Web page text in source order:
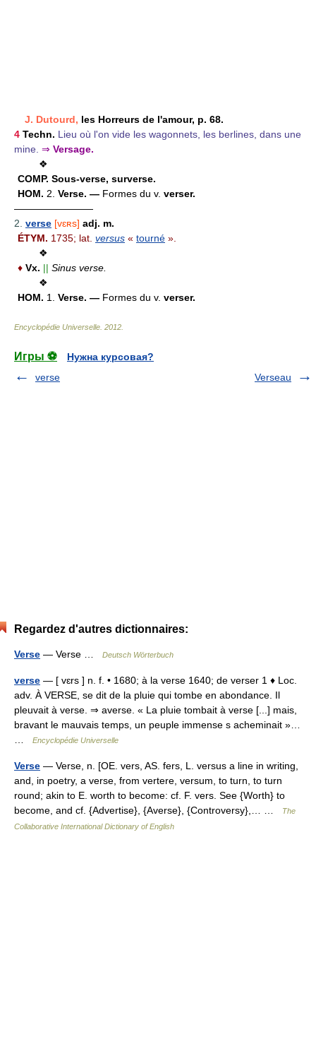
J. Dutourd, les Horreurs de l'amour, p. 68.
4 Techn. Lieu où l'on vide les wagonnets, les berlines, dans une
mine. ⇒ Versage.
❖
COMP. Sous-verse, surverse.
HOM. 2. Verse. — Formes du v. verser.
————————
2. verse [vɛʀs] adj. m.
ÉTYM. 1735; lat. versus « tourné ».
❖
♦ Vx. || Sinus verse.
❖
HOM. 1. Verse. — Formes du v. verser.
Encyclopédie Universelle 2012
Игры ⚽
Нужна курсовая?
verse
Verseau
Regardez d'autres dictionnaires:
Verse — Verse … Deutsch Wörterbuch
verse — [ vɛrs ] n. f. • 1680; à la verse 1640; de verser 1 ♦ Loc.
adv. À VERSE, se dit de la pluie qui tombe en abondance. Il
pleuvait à verse. ⇒ averse. « La pluie tombait à verse [...] mais,
bravant le mauvais temps, un peuple immense s acheminait »…
Encyclopédie Universelle
Verse — Verse, n. [OE. vers, AS. fers, L. versus a line in writing,
and, in poetry, a verse, from vertere, versum, to turn, to turn
round; akin to E. worth to become: cf. F. vers. See {Worth} to
become, and cf. {Advertise}, {Averse}, {Controversy},… …
The
Collaborative International Dictionary of English